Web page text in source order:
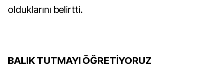
olduklarını belirtti.
BALIK TUTMAYI ÖĞRETİYORUZ